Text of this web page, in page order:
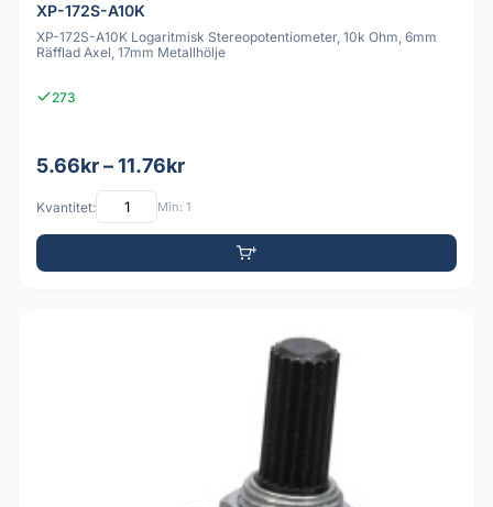
XP-172S-A10K
XP-172S-A10K Logaritmisk Stereopotentiometer, 10k Ohm, 6mm
Räfflad Axel, 17mm Metallhölje
273
5.66kr – 11.76kr
Kvantitet: Min: 1